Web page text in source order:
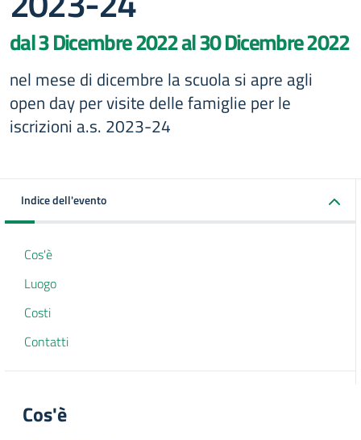
dal 3 Dicembre 2022 al 30 Dicembre 2022
nel mese di dicembre la scuola si apre agli
open day per visite delle famiglie per le
iscrizioni a.s. 2023-24
Indice dell'evento
Cos'è
Luogo
Costi
Contatti
Cos'è